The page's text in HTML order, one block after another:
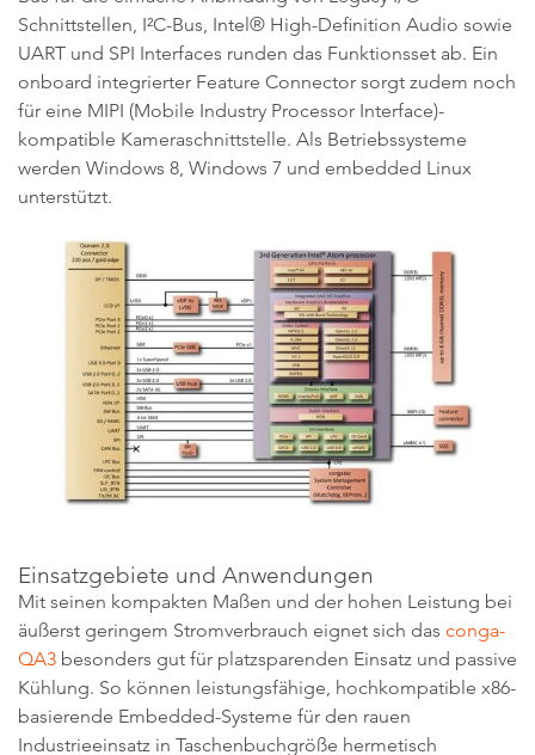
Schnittstellen, I²C-Bus, Intel® High-Definition Audio sowie
UART und SPI Interfaces runden das Funktionsset ab. Ein
onboard integrierter Feature Connector sorgt zudem noch
für eine MIPI (Mobile Industry Processor Interface)-
kompatible Kameraschnittstelle. Als Betriebssysteme
werden Windows 8, Windows 7 und embedded Linux
unterstützt.
Einsatzgebiete und Anwendungen
Mit seinen kompakten Maßen und der hohen Leistung bei
äußerst geringem Stromverbrauch eignet sich das conga-
QA3 besonders gut für platzsparenden Einsatz und passive
Kühlung. So können leistungsfähige, hochkompatible x86-
basierende Embedded-Systeme für den rauen
Industrieeinsatz in Taschenbuchgröße hermetisch